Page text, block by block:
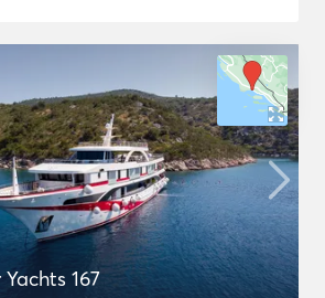
167